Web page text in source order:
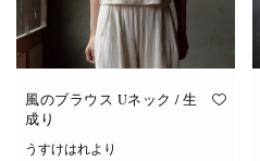
風のブラウス Uネック / 生
成り
うすけはれより